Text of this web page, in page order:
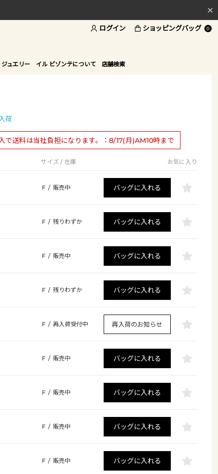
ログイン ショッピングバッグ 0
ュエリー イル ビゾンテについて 店舗検索
荷
で送料は当社負担になります。：8/17(月)AM10時まで
サイズ / 在庫 お気に入り
F / 販売中 バッグに入れる
F / 残りわずか バッグに入れる
F / 販売中 バッグに入れる
F / 残りわずか バッグに入れる
F / 再入荷受付中 再入荷のお知らせ
F / 販売中 バッグに入れる
F / 販売中 バッグに入れる
F / 販売中 バッグに入れる
F / 販売中 バッグに入れる